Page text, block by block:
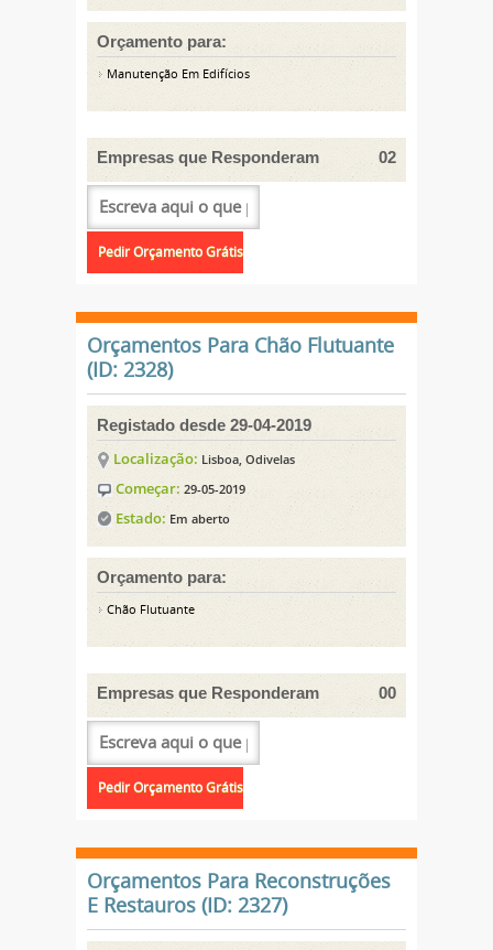
Orçamento para:
Manutenção Em Edifícios
Empresas que Responderam 02
Orçamentos Para Chão Flutuante
(ID: 2328)
Registado desde 29-04-2019
Localização: Lisboa, Odivelas
Começar: 29-05-2019
Estado: Em aberto
Orçamento para:
Chão Flutuante
Empresas que Responderam 00
Orçamentos Para Reconstruções
E Restauros (ID: 2327)